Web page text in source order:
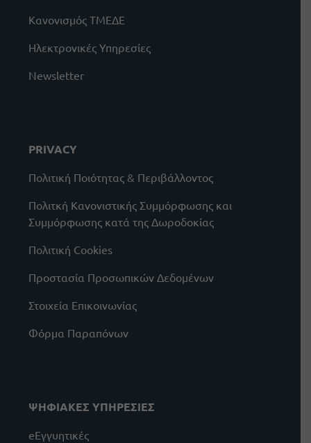
Κανονισμός ΤΜΕΔΕ
Ηλεκτρονικές Υπηρεσίες
Newsletter
PRIVACY
Πολιτική Ποιότητας & Περιβάλλοντος
Πολιτκή Κανονιστικής Συμμόρφωσης και
Συμμόρφωσης κατά της Δωροδοκίας
Πολιτική Cookies
Προστασία Προσωπικών Δεδομένων
Στοιχεία Επικοινωνίας
Φόρμα Παραπόνων
ΨΗΦΙΑΚΕΣ ΥΠΗΡΕΣΙΕΣ
eΕγγυητικές